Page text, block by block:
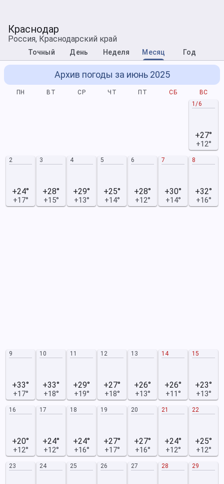
Краснодар
Россия, Краснодарский край
Точный День Неделя Месяц Год
Архив погоды за июнь 2025
ПН ВТ СР ЧТ ПТ СБ
ВС
1/6
+27°
+12°
2
+24°
+17°
3
+28°
+15°
4
+29°
+13°
5
+25°
+14°
6
+28°
+12°
7
+30°
+14°
8
+32°
+16°
9
+33°
+17°
10
+33°
+18°
11
+29°
+19°
12
+27°
+18°
13
+26°
+13°
14
+26°
+11°
15
+23°
+13°
16
+20°
+12°
17
+24°
+12°
18
+24°
+16°
19
+27°
+17°
20
+27°
+16°
21
+24°
+12°
22
+25°
+12°
23 24 25 26 27 28 29